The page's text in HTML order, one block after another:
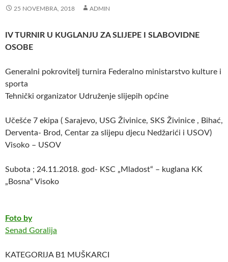
25 NOVEMBRA, 2018 ADMIN
IV TURNIR U KUGLANJU ZA SLIJEPE I SLABOVIDNE
OSOBE
Generalni pokrovitelj turnira Federalno ministarstvo kulture i
sporta
Tehnički organizator Udruženje slijepih općine
Učešće 7 ekipa ( Sarajevo, USG Živinice, SKS Živinice , Bihać,
Derventa- Brod, Centar za slijepu djecu Nedžarići i USOV)
Visoko – USOV
Subota ; 24.11.2018. god- KSC „Mladost“ – kuglana KK
„Bosna“ Visoko
Foto by
Senad Goralija
KATEGORIJA B1 MUŠKARCI